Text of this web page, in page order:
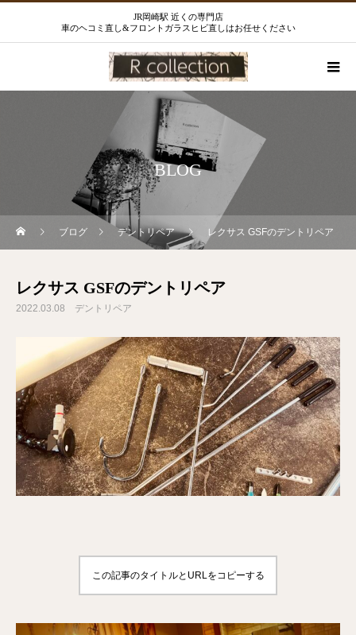
JR岡崎駅 近くの専門店
車のヘコミ直し&フロントガラスヒビ直しはお任せください
BLOG
ブログ デントリペア レクサス GSFのデントリペア
レクサス GSFのデントリペア
2022.03.08 デントリペア
この記事のタイトルとURLをコピーする